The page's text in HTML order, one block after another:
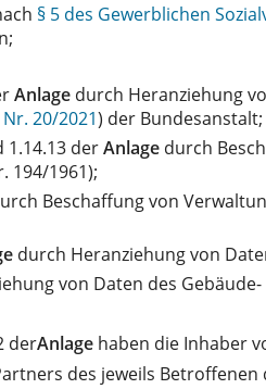
§ 5 des Gewerblichen
Anlage durch Heranziehung
Nr. 20/2021) der Bundesanstalt;
1.14.13 derAnlage durch
194/1961);
Beschaffung von
durch Heranziehung von
von Daten des
derAnlage haben die Inhaber
des jeweils